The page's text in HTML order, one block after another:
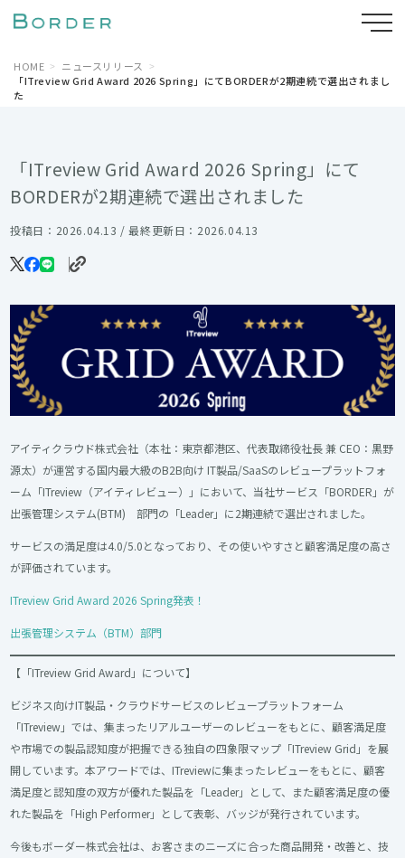
HOME
ニュースリリース
「ITreview Grid Award 2026 Spring」にてBORDERが2期連続で選出されまし
た
「ITreview Grid Award 2026 Spring」にて
BORDERが2期連続で選出されました
投稿日：2026.04.13 / 最終更新日：2026.04.13
アイティクラウド株式会社（本社：東京都港区、代表取締役社長 兼 CEO：黒野
源太）が運営する国内最大級のB2B向け IT製品/SaaSのレビュープラットフォ
ーム「ITreview（アイティレビュー）」において、当社サービス「BORDER」が
出張管理システム(BTM) 部門の「Leader」に2期連続で選出されました。
サービスの満足度は4.0/5.0となっており、その使いやすさと顧客満足度の高さ
が評価されています。
ITreview Grid Award 2026 Spring発表！
出張管理システム（BTM）部門
【「ITreview Grid Award」について】
ビジネス向けIT製品・クラウドサービスのレビュープラットフォーム
「ITreview」では、集まったリアルユーザーのレビューをもとに、顧客満足度
や市場での製品認知度が把握できる独自の四象限マップ「ITreview Grid」を展
開しています。本アワードでは、ITreviewに集まったレビューをもとに、顧客
満足度と認知度の双方が優れた製品を「Leader」として、また顧客満足度の優
れた製品を「High Performer」として表彰、バッジが発行されています。
今後もボーダー株式会社は、お客さまのニーズに合った商品開発・改善と、技